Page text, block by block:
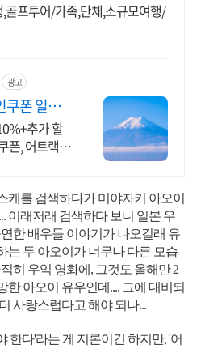
골프투어/가족,단체,소규모여행/
광고
쿠폰 일본
추가 할
폰, 어트랙션
케를 검색하다가 미야자키 아오이
이래저래 검색하다 보니 일본 우
한 배우들 이야기가 나오길래 유
는 두 아오이가 너무나 다른 모습
히 우익 영화에, 그것도 올해만 2
아오이 유우인데.... 그에 대비되
사랑스럽다고 해야 되나...
한다'라는 게 지론이긴 하지만, '어